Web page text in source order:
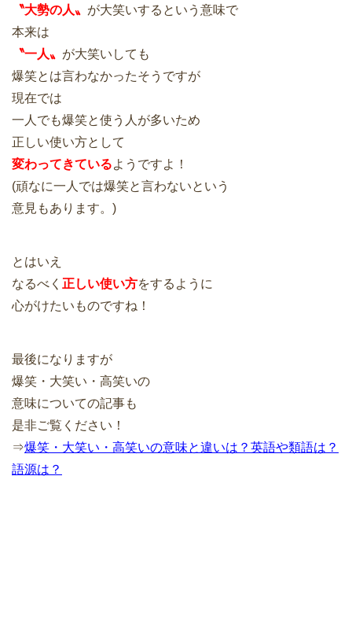
〝大勢の人〟 が大笑いするという意味で
本来は
〝一人〟 が大笑いしても
爆笑とは言わなかったそうですが
現在では
一人でも爆笑と使う人が多いため
正しい使い方として
変わってきているようですよ！
(頑なに一人では爆笑と言わないという
意見もあります。)
とはいえ
なるべく 正しい使い方をするように
心がけたいものですね！
最後になりますが
爆笑・大笑い・高笑いの
意味についての記事も
是非ご覧ください！
⇒爆笑・大笑い・高笑いの意味と違いは？英語や類語は？
語源は？